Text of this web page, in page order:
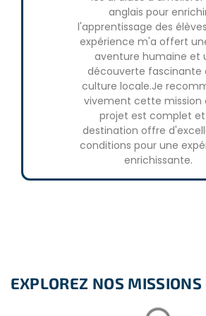
pour la Tanzanie en ligne
dans le pays mais il faut prévoir au
et un coût de US $250.
LES CONDITIONS
– Anglais intermédiaire
– 15 ans minimum
– Casier judiciaire vierge
– Assurance ZIC (Zanzibar Insurance
anglais pour
l'apprentissage des
expérience m'a offert
aventure humaine et
découverte fascinante
culture locale.Je
vivement cette mission
projet est complet
destination offre
conditions pour une
enrichissante.
EXPLOREZ NOS